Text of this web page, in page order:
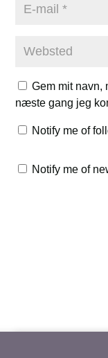
Gem mit navn,
næste gang jeg
Notify me of
Notify me of